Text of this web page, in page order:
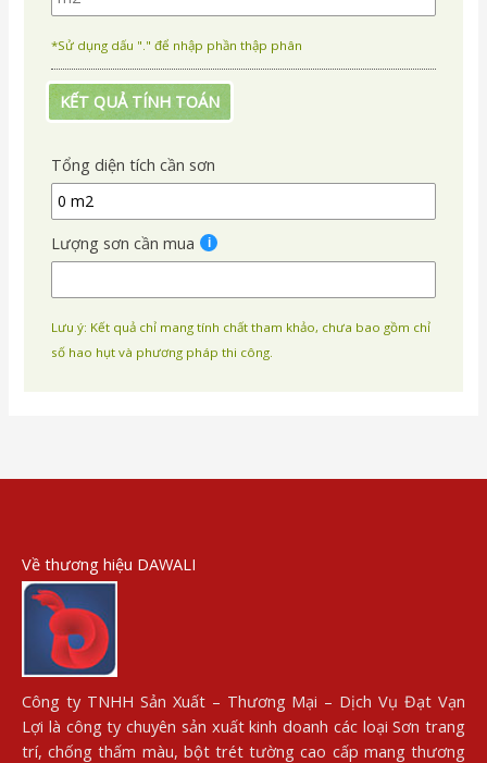
*Sử dụng dấu "." để nhập phần thập phân
KẾT QUẢ TÍNH TOÁN
Tổng diện tích cần sơn
Lượng sơn cần mua
Lưu ý: Kết quả chỉ mang tính chất tham khảo, chưa bao gồm chỉ
số hao hụt và phương pháp thi công.
Về thương hiệu DAWALI
Công ty TNHH Sản Xuất – Thương Mại – Dịch Vụ Đạt Vạn
Lợi là công ty chuyên sản xuất kinh doanh các loại Sơn trang
trí, chống thấm màu, bột trét tường cao cấp mang thương